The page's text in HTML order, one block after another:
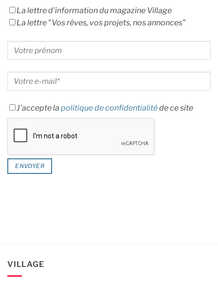
La lettre d'information du magazine Village
La lettre "Vos rêves, vos projets, nos annonces"
J'accepte la politique de confidentialitéde ce site
VILLAGE